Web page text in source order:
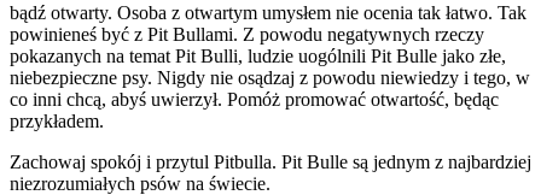
bądź otwarty. Osoba z otwartym umysłem nie ocenia tak łatwo. Tak
powinieneś być z Pit Bullami. Z powodu negatywnych rzeczy
pokazanych na temat Pit Bulli, ludzie uogólnili Pit Bulle jako złe,
niebezpieczne psy. Nigdy nie osądzaj z powodu niewiedzy i tego, w
co inni chcą, abyś uwierzył. Pomóż promować otwartość, będąc
przykładem.
Zachowaj spokój i przytul Pitbulla. Pit Bulle są jednym z najbardziej
niezrozumiałych psów na świecie.